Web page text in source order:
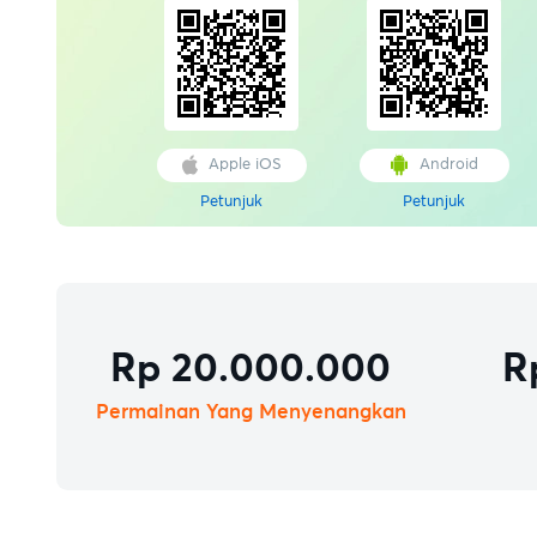
Apple iOS
Petunjuk
Android
Petunjuk
Rp 20.000.000
Permainan Yang Menyenangkan